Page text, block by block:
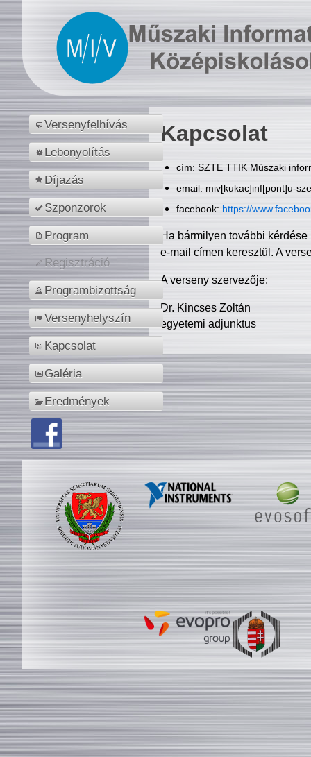
Versenyfelhívás
Lebonyolítás
Díjazás
Szponzorok
Program
Regisztráció
Programbizottság
Versenyhelyszín
Kapcsolat
Galéria
Eredmények
Kapcsolat
cím: SZTE TTIK Műszaki
email: miv[kukac]inf[pont]u-
facebook: https://
Ha bármilyen további
e-mail címen keresztül. A
A verseny szervezője:
Dr. Kincses Zoltán
egyetemi adjunktus